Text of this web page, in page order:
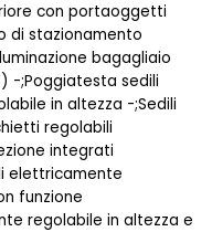
con portaoggetti
di stazionamento
bagagliaio
-;Poggiatesta sedili
in altezza -;Sedili
regolabili
integrati
elettricamente
funzione
regolabile in altezza e